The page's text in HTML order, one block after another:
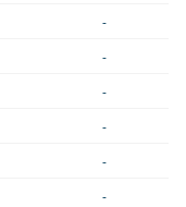
-
-
-
-
-
-